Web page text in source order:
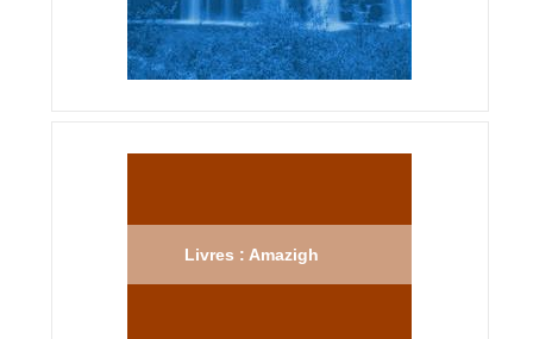
Livres : Amazigh